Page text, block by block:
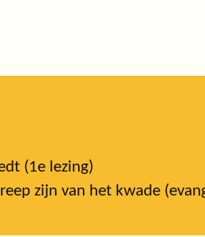
(1e lezing)
zijn van het kwade